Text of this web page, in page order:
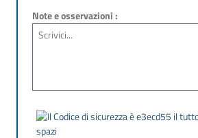
Note e osservazioni :